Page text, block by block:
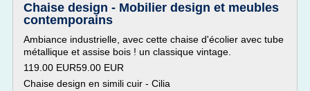
Chaise design - Mobilier design et meubles
contemporains
Ambiance industrielle, avec cette chaise d'écolier avec tube
métallique et assise bois ! un classique vintage.
119.00 EUR59.00 EUR
Chaise design en simili cuir - Cilia